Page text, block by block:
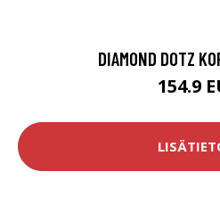
DIAMOND DOTZ
154.9